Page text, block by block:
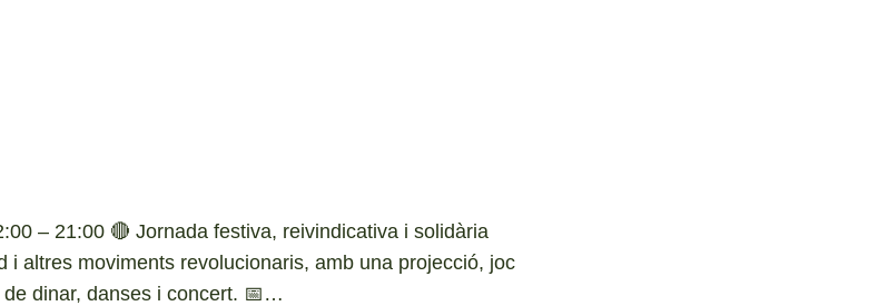
– 21:00 🔴 Jornada festiva, reivindicativa i solidària
i altres moviments revolucionaris, amb una projecció, joc
dinar, danses i concert. 📅…